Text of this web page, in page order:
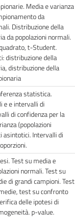
Media e varianza
da
Distribuzione della
da popolazioni normali.
t-Student.
distribuzione della
distribuzione della
statistica.
e e intervalli di
di confidenza per la
(popolazioni
asintotici. Intervalli di
Test su media e
normali. Test su
di grandi campioni. Test
test su confronto
delle ipotesi di
p-value.